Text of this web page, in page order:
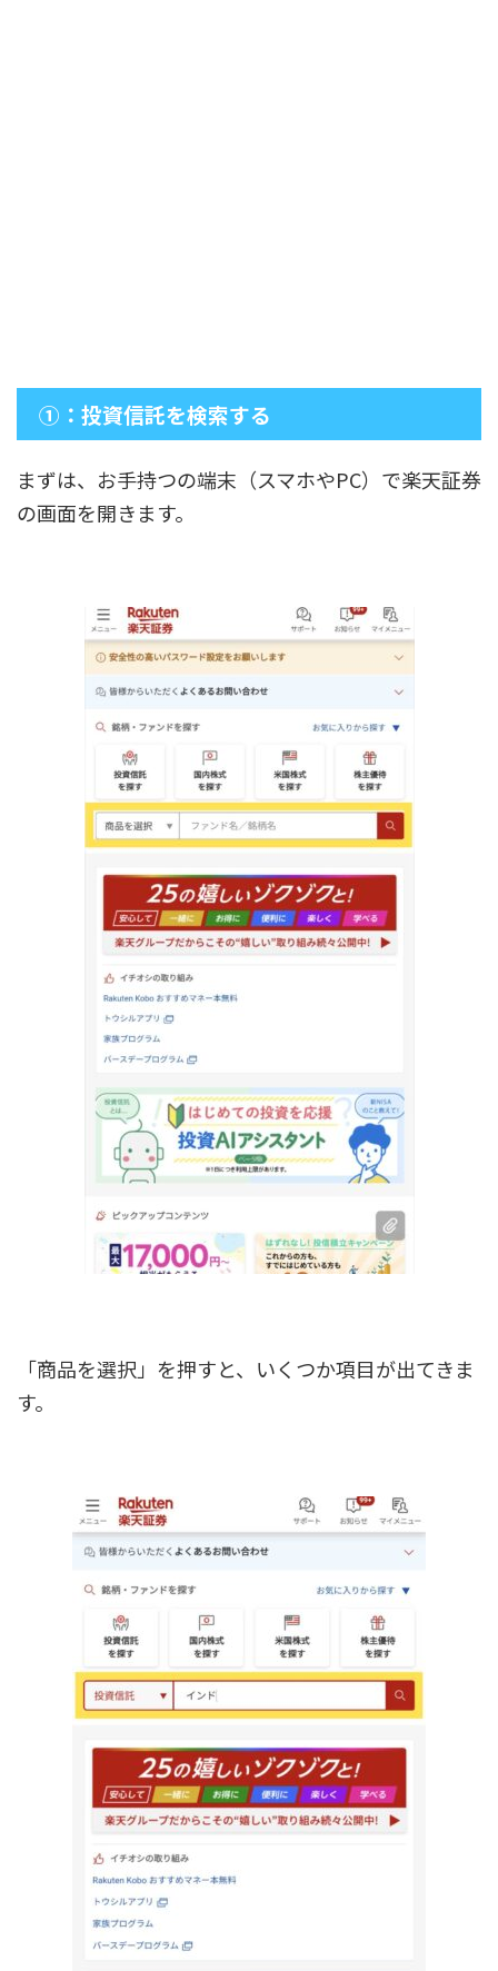
①：投資信託を検索する
まずは、お手持つの端末（スマホやPC）で楽天証券
の画面を開きます。
「商品を選択」を押すと、いくつか項目が出てきま
す。